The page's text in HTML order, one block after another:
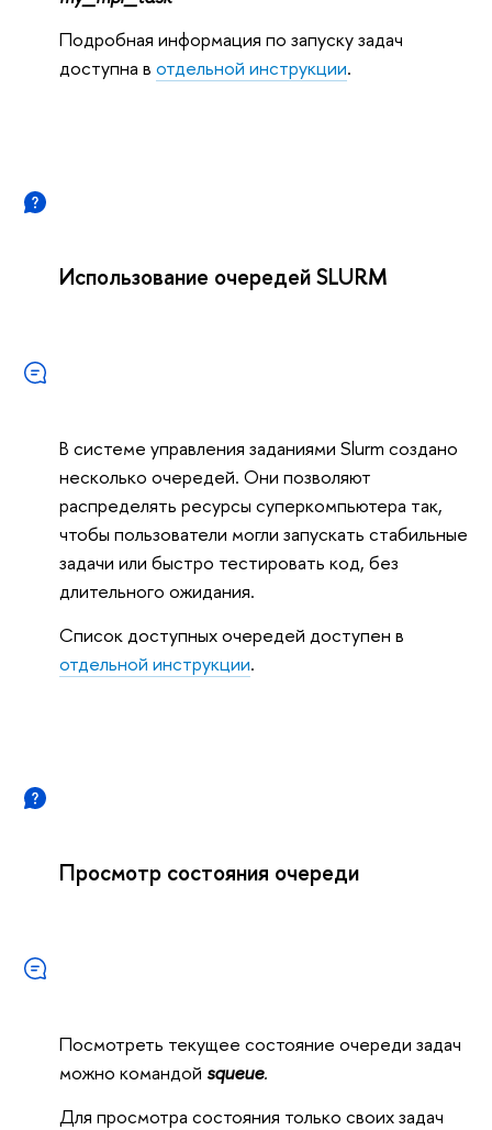
Подробная информация по запуску задач
доступна в отдельной инструкции.
Использование очередей SLURM
В системе управления заданиями Slurm создано
несколько очередей. Они позволяют
распределять ресурсы суперкомпьютера так,
чтобы пользователи могли запускать стабильные
задачи или быстро тестировать код, без
длительного ожидания.
Список доступных очередей доступен в
отдельной инструкции.
Просмотр состояния очереди
Посмотреть текущее состояние очереди задач
можно командой squeue.
Для просмотра состояния только своих задач